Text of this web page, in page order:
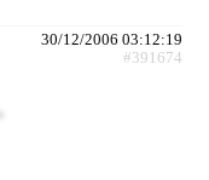
30/12/2006 03:12:19
#391674